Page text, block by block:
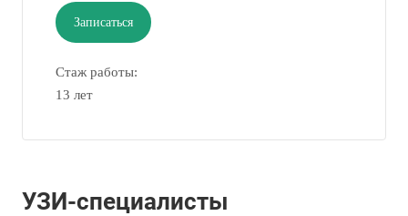
Записаться
Стаж работы:
13 лет
УЗИ-специалисты